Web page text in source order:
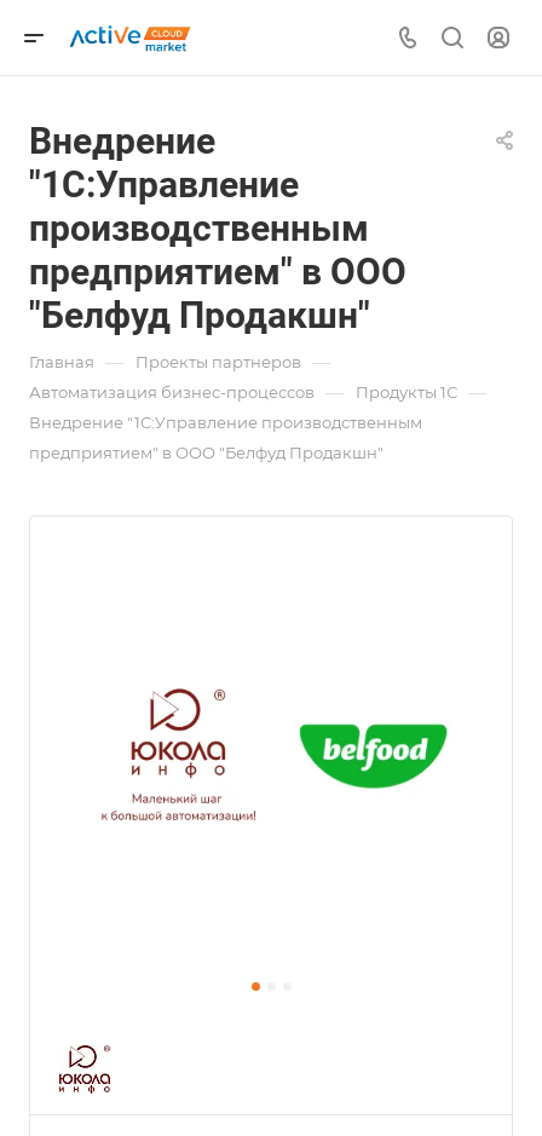
Внедрение
"1С:Управление
производственным
предприятием" в ООО
"Белфуд Продакшн"
Главная — Проекты партнеров —
Автоматизация бизнес-процессов — Продукты 1С —
Внедрение "1С:Управление производственным
предприятием" в ООО "Белфуд Продакшн"